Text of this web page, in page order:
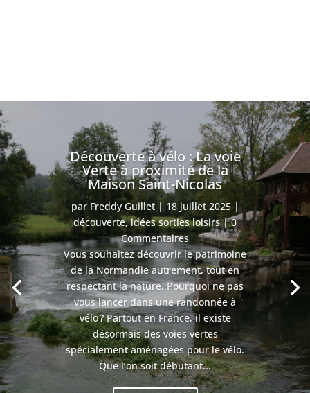
Découverte à vélo : La voie
Verte à proximité de la
Maison Saint-Nicolas
par Freddy Guillet| 18 juillet 2025|
découverte,idées sorties loisirs| 0
Commentaires
Vous souhaitez découvrir le patrimoine
de la Normandie autrement, tout en
respectant la nature. Pourquoi ne pas
vous lancer dans une randonnée à
vélo ? Partout en France, il existe
désormais des voies vertes
spécialement aménagées pour le vélo.
Que l’on soit débutant...